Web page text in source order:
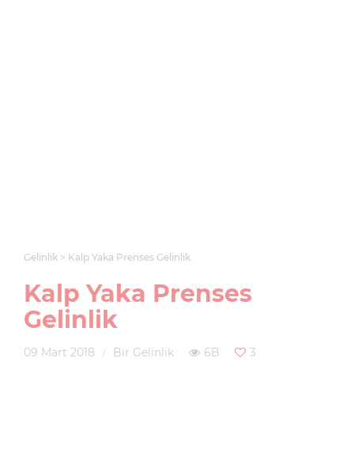
Gelinlik Kalp Yaka Prenses Gelinlik
Kalp Yaka Prenses
Gelinlik
09 Mart 2018 Bir Gelinlik 6B 3